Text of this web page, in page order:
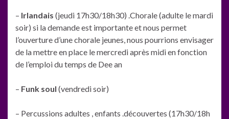
– Irlandais (jeudi 17h30/18h30) .Chorale (adulte le mardi
soir) si la demande est importante et nous permet
l’ouverture d’une chorale jeunes, nous pourrions envisager
de la mettre en place le mercredi après midi en fonction
de l’emploi du temps de Dee an
– Funk soul (vendredi soir)
– Percussions adultes , enfants .découvertes (17h30/18h